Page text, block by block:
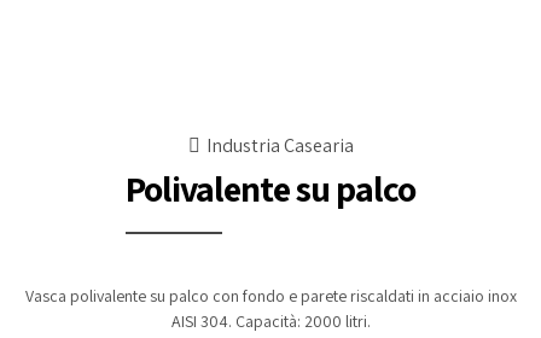
Industria Casearia
Polivalente su palco
Vasca polivalente su palco con fondo e parete riscaldati in acciaio inox
AISI 304. Capacità: 2000 litri.